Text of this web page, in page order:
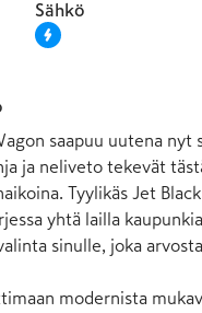
Sähkö
saapuu uutena nyt
ja neliveto tekevät
Tyylikäs Jet
yhtä lailla
sinulle, joka
modernista